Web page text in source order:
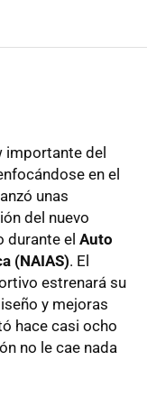
importante del
en el
unas
del nuevo
durante el Auto
(NAIAS). El
estrenará su
y mejoras
hace casi ocho
no le cae nada